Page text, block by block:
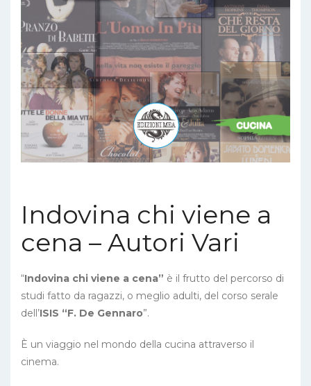
Indovina chi viene a
cena – Autori Vari
“Indovina chi viene a cena” è il frutto del percorso di
studi fatto da ragazzi, o meglio adulti, del corso serale
dell’ISIS “F. De Gennaro”.
È un viaggio nel mondo della cucina attraverso il
cinema.